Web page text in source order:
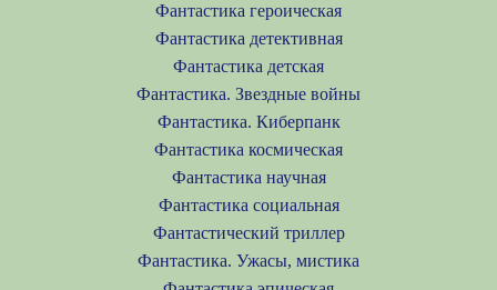
Фантастика героическая
Фантастика детективная
Фантастика детская
Фантастика. Звездные войны
Фантастика. Киберпанк
Фантастика космическая
Фантастика научная
Фантастика социальная
Фантастический триллер
Фантастика. Ужасы, мистика